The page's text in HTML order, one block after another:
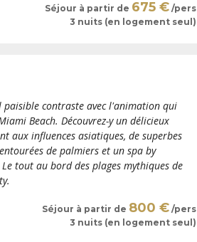
Séjour à partir de 675 €/pers
3 nuits (en logement seul)
paisible contraste avec l'animation qui
Beach. Découvrez-y un délicieux
aux influences asiatiques, de superbes
de palmiers et un spa by
Le tout au bord des plages mythiques de
Séjour à partir de 800 €/pers
3 nuits (en logement seul)